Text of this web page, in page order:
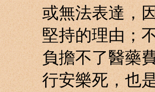
或無法表達，
堅持的理由；
負擔不了醫藥
行安樂死，也